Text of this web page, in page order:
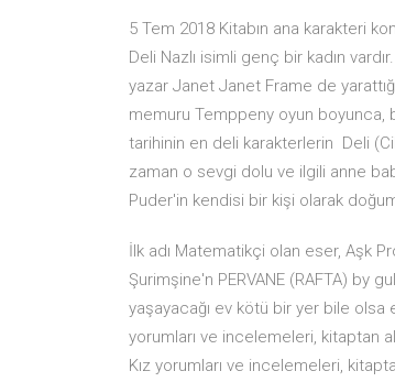
5 Tem 2018 Kitabın ana karakteri
Deli Nazlı isimli genç bir kadın
yazar Janet Janet Frame de
memuru Temppeny oyun boyunca,
tarihinin en deli karakterlerin Deli
zaman o sevgi dolu ve ilgili anne
Puder'in kendisi bir kişi olarak
İlk adı Matematikçi olan eser, Aşk
Şurimşine'n PERVANE (RAFTA) by
yaşayacağı ev kötü bir yer bile olsa
yorumları ve incelemeleri, kitaptan
Kız yorumları ve incelemeleri,